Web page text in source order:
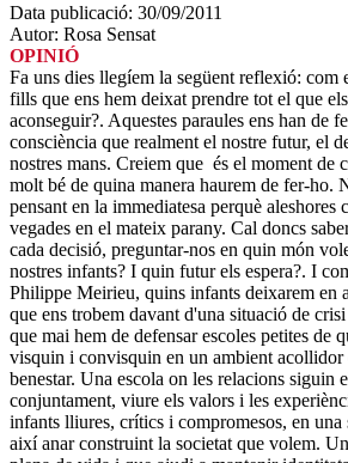
Data publicació: 30/09/2011
Autor: Rosa Sensat
OPINIÓ
Fa uns dies llegíem la següent reflexió: com
fills que ens hem deixat prendre tot el que
aconseguir?. Aquestes paraules ens han de
consciència que realment el nostre futur, el
nostres mans. Creiem que és el moment de
molt bé de quina manera haurem de fer-ho.
pensant en la immediatesa perquè aleshores
vegades en el mateix parany. Cal doncs
cada decisió, preguntar-nos en quin món
nostres infants? I quin futur els espera?. I
Philippe Meirieu, quins infants deixarem en
que ens trobem davant d'una situació de
que mai hem de defensar escoles petites de
visquin i convisquin en un ambient acollidor
benestar. Una escola on les relacions siguin
conjuntament, viure els valors i les
infants lliures, crítics i compromesos, en una
així anar construint la societat que volem.